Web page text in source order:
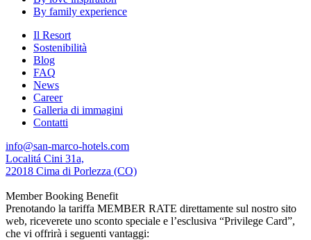
By family experience
Il Resort
Sostenibilità
Blog
FAQ
News
Career
Galleria di immagini
Contatti
info@san-marco-hotels.com
Localitá Cini 31a,
22018 Cima di Porlezza (CO)
Member Booking Benefit
Prenotando la tariffa MEMBER RATE direttamente sul nostro sito
web, riceverete uno sconto speciale e l’esclusiva “Privilege Card”,
che vi offrirà i seguenti vantaggi: